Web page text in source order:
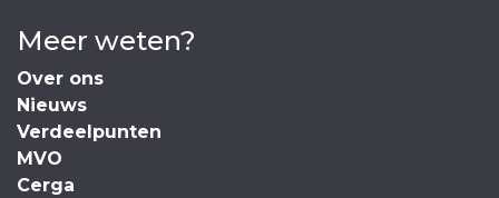
Meer weten?
Over ons
Nieuws
Verdeelpunten
MVO
Cerga